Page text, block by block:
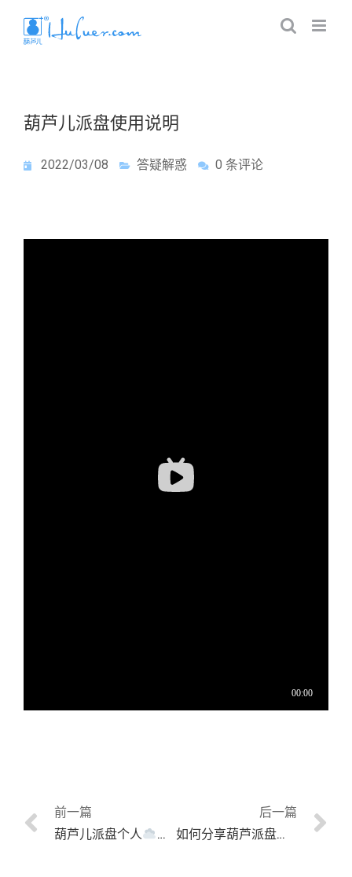
葫芦儿派盘使用说明
2022/03/08 答疑解惑 0 条评论
前一篇
葫芦儿派盘个人
服务
后一篇
如何分享葫芦派盘里的文件